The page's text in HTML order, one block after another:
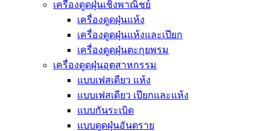
เครื่องดูดฝุ่นเชิงพาณิชย์
เครื่องดูดฝุ่นแห้ง
เครื่องดูดฝุ่นแห้งและเปียก
เครื่องดูดฝุ่นตะกุยพรม
เครื่องดูดฝุ่นอุตสาหกรรม
แบบเฟสเดียว แห้ง
แบบเฟสเดียว เปียกและแห้ง
แบบกันระเบิด
แบบดูดฝุ่นอันตราย